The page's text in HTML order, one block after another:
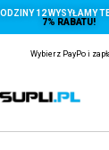
12 WYSYŁAMY
7% RABATU!
Wybierz PayPo i